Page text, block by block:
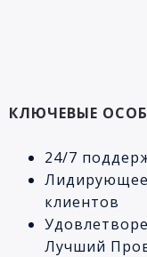
КЛЮЧЕВЫЕ
24/7
Лидирующее
клиентов
Лучший